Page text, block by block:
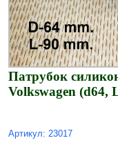
Патрубок
Volkswagen (d64,
Артикул: 23017